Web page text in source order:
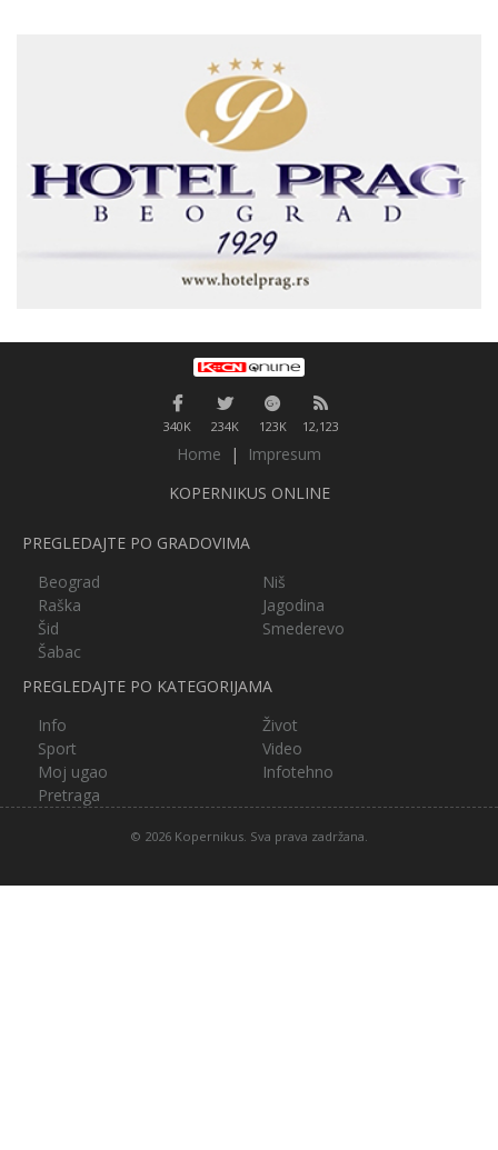
340K 234K 123K 12,123
Home |
Impresum
KOPERNIKUS ONLINE
PREGLEDAJTE PO GRADOVIMA
Beograd
Niš
Raška
Jagodina
Šid
Smederevo
Šabac
PREGLEDAJTE PO KATEGORIJAMA
Info
Život
Sport
Video
Moj ugao
Infotehno
Pretraga
© 2026 Kopernikus. Sva prava zadržana.